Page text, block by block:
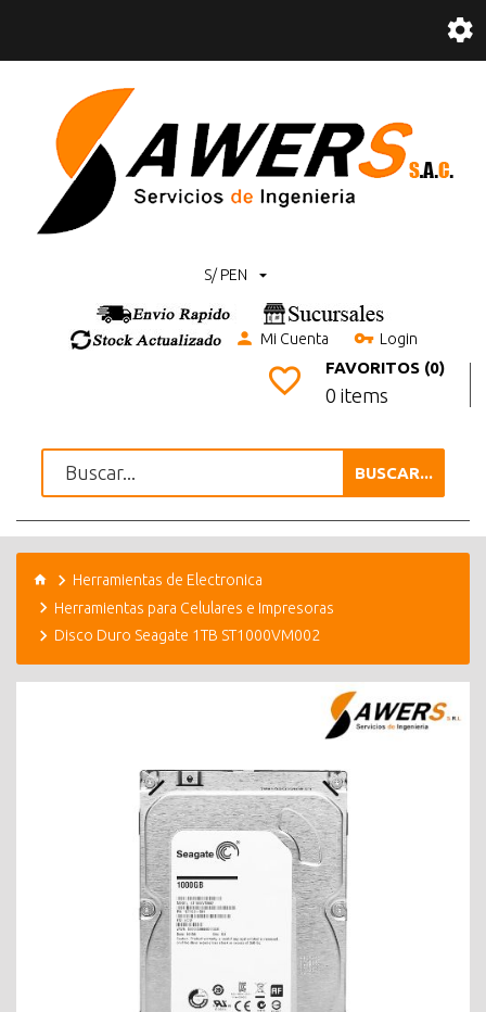
S/ PEN
Mi Cuenta Login
FAVORITOS (0)
0 items
BUSCAR...
Herramientas de Electronica
Herramientas para Celulares e Impresoras
Disco Duro Seagate 1TB ST1000VM002